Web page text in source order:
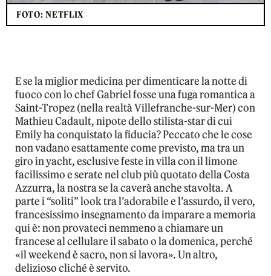
FOTO: NETFLIX
E se la miglior medicina per dimenticare la notte di
fuoco con lo chef Gabriel fosse una fuga romantica a
Saint-Tropez (nella realtà Villefranche-sur-Mer) con
Mathieu Cadault, nipote dello stilista-star di cui
Emily ha conquistato la fiducia? Peccato che le cose
non vadano esattamente come previsto, ma tra un
giro in yacht, esclusive feste in villa con il limone
facilissimo e serate nel club più quotato della Costa
Azzurra, la nostra se la caverà anche stavolta. A
parte i “soliti” look tra l’adorabile e l’assurdo, il vero,
francesissimo insegnamento da imparare a memoria
qui è: non provateci nemmeno a chiamare un
francese al cellulare il sabato o la domenica, perché
«il weekend è sacro, non si lavora». Un altro,
delizioso cliché è servito.